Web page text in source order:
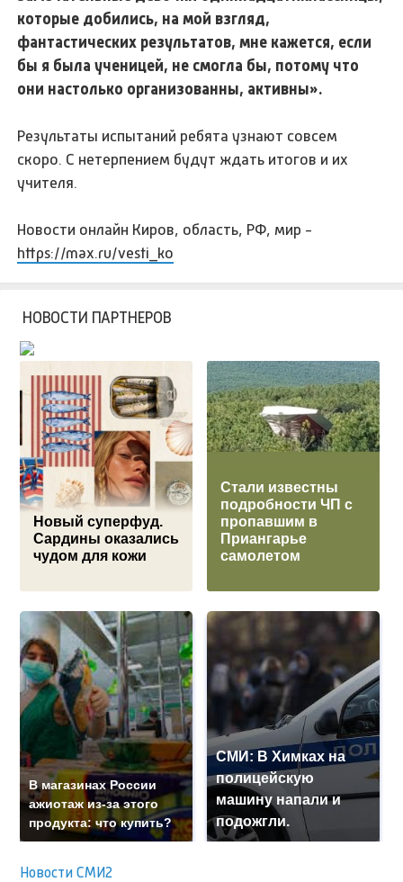
которые добились, на мой взгляд,
фантастических результатов, мне кажется, если
бы я была ученицей, не смогла бы, потому что
они настолько организованны, активны».
Результаты испытаний ребята узнают совсем
скоро. С нетерпением будут ждать итогов и их
учителя.
Новости онлайн Киров, область, РФ, мир -
https://max.ru/vesti_ko
НОВОСТИ ПАРТНЕРОВ
Новый суперфуд.
Сардины оказались
чудом для кожи
Стали известны
подробности ЧП с
пропавшим в
Приангарье
самолетом
В магазинах России
ажиотаж из-за этого
продукта: что купить?
СМИ: В Химках на
полицейскую
машину напали и
подожгли.
Новости СМИ2